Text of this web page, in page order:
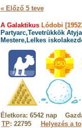
« Előző 5 teve
A GalaktikusLódobi
Partyarc,Tevetrükkök
Mestere,Lelkes
Életkora: 6542 nap
TP: 22795 Helyezés a